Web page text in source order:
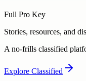
Full Pro Key
Stories, resources, and
A no-frills classified
Explore Classified